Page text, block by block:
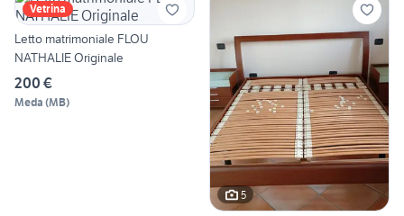
Vetrina
Letto matrimoniale FLOU
NATHALIE Originale
200 €
Meda (MB)
5